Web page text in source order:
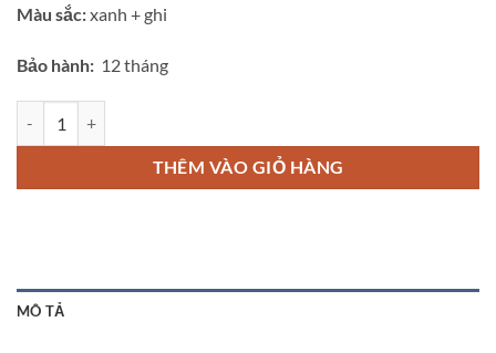
Màu sắc:xanh + ghi
Bảo hành: 12 tháng
THÊM VÀO GIỎ HÀNG
MÔ TẢ